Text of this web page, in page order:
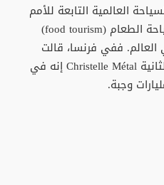
العالمية التابعة للأمم
المتحدة أعدّت دليلًا خاصًا بسياحة الطعام (food tourism)
ففي فرنسا، قالت
الصحفية المتخصصة بالقناة الثانية Christelle Métal إنه في